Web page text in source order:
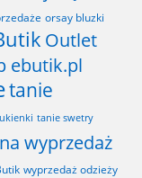
orsay bluzki
Outlet
ebutik.pl
tanie
tanie swetry
wyprzedaż
wyprzedaż odzieży